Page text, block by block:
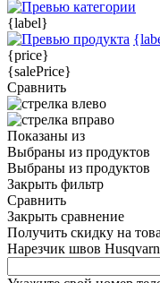
{label}
{price}
{salePrice}
Сравнить
Показаны из
Выбраны из продуктов
Выбраны из продуктов
Закрыть фильтр
Сравнить
Закрыть сравнение
Получить скидку на
Нарезчик швов